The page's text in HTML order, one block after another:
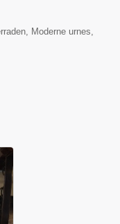
Moderne urnes,